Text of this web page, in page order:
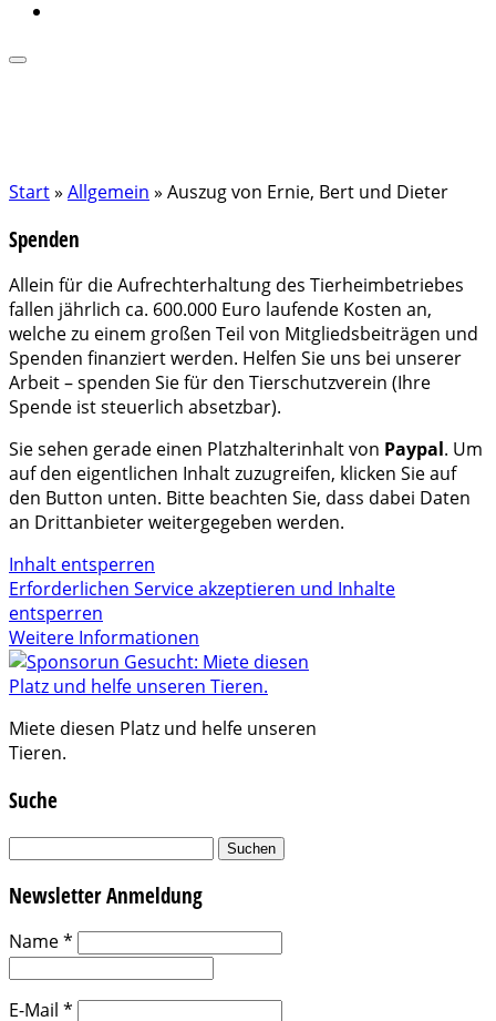
Start» Allgemein » Auszug von Ernie, Bert und Dieter
Spenden
Allein für die Aufrechterhaltung des Tierheimbetriebes
fallen jährlich ca. 600.000 Euro laufende Kosten an,
welche zu einem großen Teil von Mitgliedsbeiträgen und
Spenden finanziert werden. Helfen Sie uns bei unserer
Arbeit – spenden Sie für den Tierschutzverein (Ihre
Spende ist steuerlich absetzbar).
Sie sehen gerade einen Platzhalterinhalt von Paypal. Um
auf den eigentlichen Inhalt zuzugreifen, klicken Sie auf
den Button unten. Bitte beachten Sie, dass dabei Daten
an Drittanbieter weitergegeben werden.
Inhalt entsperren
Erforderlichen Service akzeptieren und Inhalte
entsperren
Weitere Informationen
Miete diesen Platz und helfe unseren
Tieren.
Suche
Suchen
Newsletter Anmeldung
Name*
E-Mail *